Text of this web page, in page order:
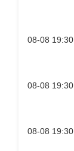
08-08 19:30
08-08 19:30
08-08 19:30